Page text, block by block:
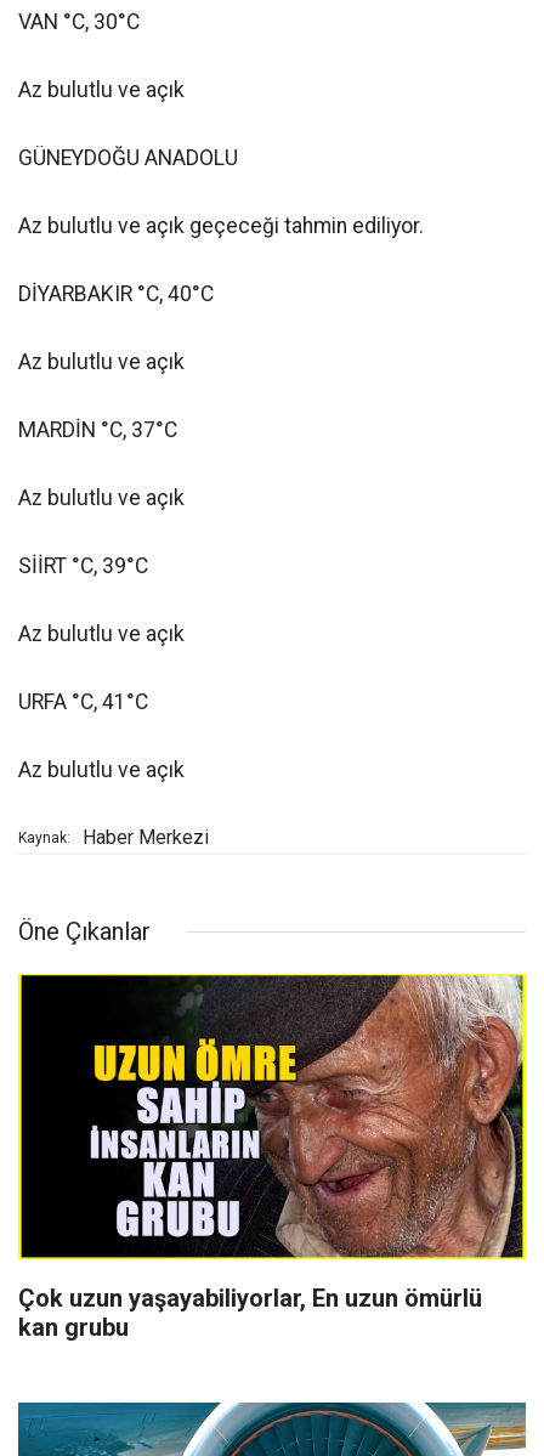
VAN °C, 30°C
Az bulutlu ve açık
GÜNEYDOĞU ANADOLU
Az bulutlu ve açık geçeceği tahmin ediliyor.
DİYARBAKIR °C, 40°C
Az bulutlu ve açık
MARDİN °C, 37°C
Az bulutlu ve açık
SİİRT °C, 39°C
Az bulutlu ve açık
URFA °C, 41°C
Az bulutlu ve açık
Kaynak: Haber Merkezi
Öne Çıkanlar
Çok uzun yaşayabiliyorlar, En uzun ömürlü
kan grubu